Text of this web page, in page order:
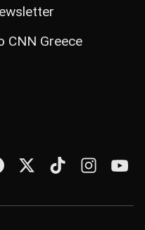
CNN Greece